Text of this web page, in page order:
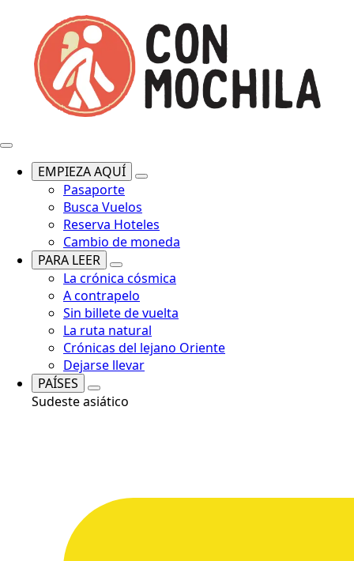
EMPIEZA AQUÍ
Pasaporte
Busca Vuelos
Reserva Hoteles
Cambio de moneda
PARA LEER
La crónica cósmica
A contrapelo
Sin billete de vuelta
La ruta natural
Crónicas del lejano Oriente
Dejarse llevar
PAÍSES
Sudeste asiático